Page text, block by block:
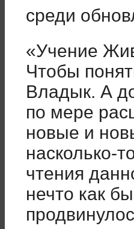
среди
«Учение
Чтобы
Владык. А
по мере
новые и
насколько-
чтения
нечто как